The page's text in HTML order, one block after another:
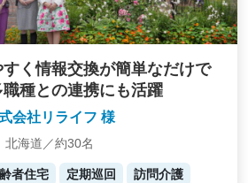
く情報交換が簡単なだけで
種との連携にも活躍
会社リライフ 様
北海道／約30名
者住宅 定期巡回
訪問介護